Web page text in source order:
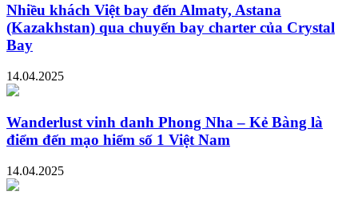
Nhiều khách Việt bay đến Almaty, Astana
(Kazakhstan) qua chuyến bay charter của Crystal
Bay
14.04.2025
Wanderlust vinh danh Phong Nha – Kẻ Bàng là
điểm đến mạo hiểm số 1 Việt Nam
14.04.2025